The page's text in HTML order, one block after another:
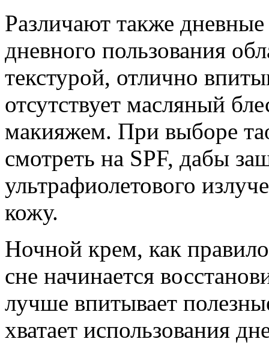
Различают также
дневного пользования
текстурой, отлично
отсутствует масляный
макияжем. При выборе
смотреть на SPF, дабы
ультрафиолетового
кожу.
Ночной крем, как
сне начинается
лучше впитывает
хватает использования